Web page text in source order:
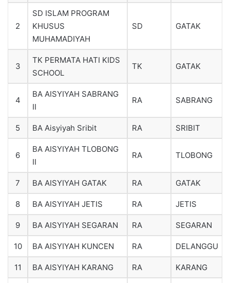
2
SD ISLAM PROGRAM
KHUSUS
MUHAMADIYAH
SD GATAK
3
TK PERMATA HATI KIDS
SCHOOL
TK GATAK
4
BA AISYIYAH SABRANG
II
RA SABRANG
5 BA Aisyiyah Sribit RA SRIBIT
6
BA AISYIYAH TLOBONG
II
RA TLOBONG
7 BA AISYIYAH GATAK RA GATAK
8 BA AISYIYAH JETIS RA JETIS
9 BA AISYIYAH SEGARAN RA SEGARAN
10 BA AISYIYAH KUNCEN RA DELANGGU
11 BA AISYIYAH KARANG RA KARANG